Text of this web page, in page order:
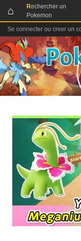
⌂ Rechercher un
Pokemon
Se connecter ou creer un